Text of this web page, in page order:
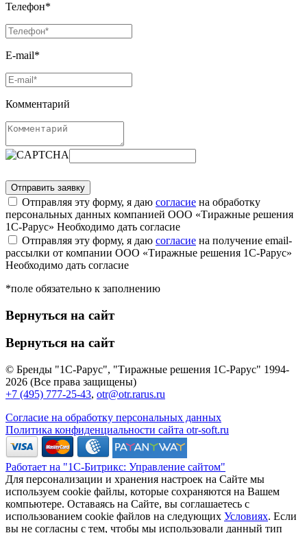
Телефон*
E-mail*
Комментарий
Отправляя эту форму, я даю согласие на обработку
персональных данных компанией ООО «Тиражные решения
1С-Рарус» Необходимо дать согласие
Отправляя эту форму, я даю согласие на получение email-
рассылки от компании ООО «Тиражные решения 1С-Рарус»
Необходимо дать согласие
*поле обязательно к заполнению
Вернуться на сайт
Вернуться на сайт
© Бренды "1С-Рарус", "Тиражные решения 1С-Рарус" 1994-
2026 (Все права защищены)
+7 (495) 777-25-43, otr@otr.rarus.ru
Согласие на обработку персональных данных
Политика конфиденциальности сайта otr-soft.ru
Работает на "1С-Битрикс: Управление сайтом"
Для персонализации и хранения настроек на Сайте мы
используем cookie файлы, которые сохраняются на Вашем
компьютере. Оставаясь на Сайте, вы соглашаетесь с
использованием cookie файлов на следующих Условиях. Если
вы не согласны с тем, чтобы мы использовали данный тип